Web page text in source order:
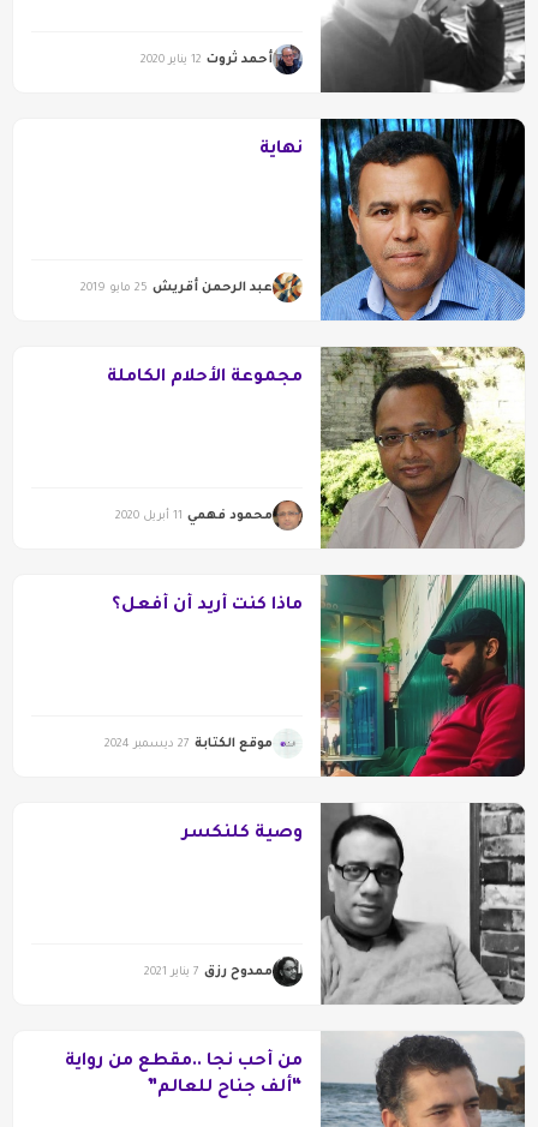
أحمد ثروت 12 يناير 2020
نهاية
عبد الرحمن أقريش 25 مايو 2019
مجموعة الأحلام الكاملة
محمود فهمي 11 أبريل 2020
ماذا كنت أريد أن أفعل؟
موقع الكتابة 27 ديسمبر 2024
وصية كلنكسر
ممدوح رزق 7 يناير 2021
من أحب نجا ..مقطع من رواية
“ألف جناح للعالم”